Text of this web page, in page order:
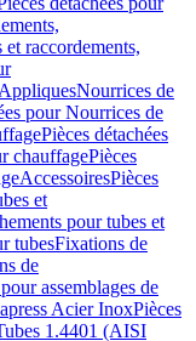
et raccordements,
Nourrices de
pour Nourrices de
Pièces détachées
chauffagePièces
AccessoiresPièces
et
pour tubes et
tubesFixations de
de
assemblages de
Acier InoxPièces
1.4401 (AISI